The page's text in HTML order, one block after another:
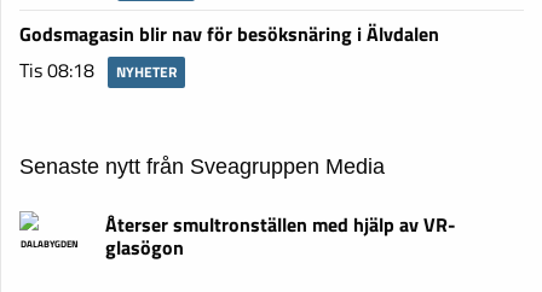
Godsmagasin blir nav för besöksnäring i Älvdalen
Tis 08:18
NYHETER
Senaste nytt från Sveagruppen Media
DALABYGDEN
Återser smultronställen med hjälp av VR-
glasögon